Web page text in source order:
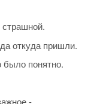
страшной.
откуда пришли.
понятно.
-